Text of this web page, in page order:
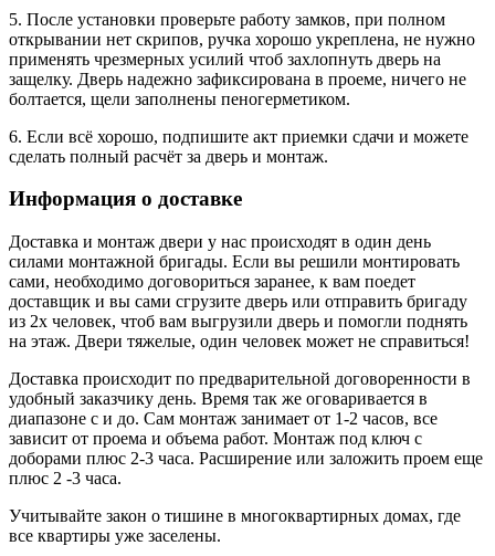
5. После установки проверьте работу замков, при полном
открывании нет скрипов, ручка хорошо укреплена, не нужно
применять чрезмерных усилий чтоб захлопнуть дверь на
защелку. Дверь надежно зафиксирована в проеме, ничего не
болтается, щели заполнены пеногерметиком.
6. Если всё хорошо, подпишите акт приемки сдачи и можете
сделать полный расчёт за дверь и монтаж.
Информация о доставке
Доставка и монтаж двери у нас происходят в один день
силами монтажной бригады. Если вы решили монтировать
сами, необходимо договориться заранее, к вам поедет
доставщик и вы сами сгрузите дверь или отправить бригаду
из 2х человек, чтоб вам выгрузили дверь и помогли поднять
на этаж. Двери тяжелые, один человек может не справиться!
Доставка происходит по предварительной договоренности в
удобный заказчику день. Время так же оговаривается в
диапазоне с и до. Сам монтаж занимает от 1-2 часов, все
зависит от проема и объема работ. Монтаж под ключ с
доборами плюс 2-3 часа. Расширение или заложить проем еще
плюс 2 -3 часа.
Учитывайте закон о тишине в многоквартирных домах, где
все квартиры уже заселены.